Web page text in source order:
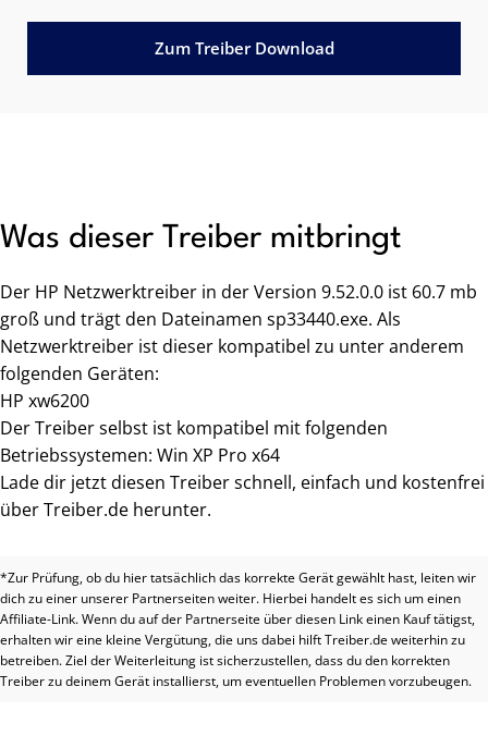
Zum Treiber Download
Was dieser Treiber mitbringt
Der HP Netzwerktreiber in der Version 9.52.0.0 ist 60.7 mb
groß und trägt den Dateinamen sp33440.exe. Als
Netzwerktreiber ist dieser kompatibel zu unter anderem
folgenden Geräten:
HP xw6200
Der Treiber selbst ist kompatibel mit folgenden
Betriebssystemen: Win XP Pro x64
Lade dir jetzt diesen Treiber schnell, einfach und kostenfrei
über Treiber.de herunter.
*Zur Prüfung, ob du hier tatsächlich das korrekte Gerät gewählt hast, leiten wir
dich zu einer unserer Partnerseiten weiter. Hierbei handelt es sich um einen
Affiliate-Link. Wenn du auf der Partnerseite über diesen Link einen Kauf tätigst,
erhalten wir eine kleine Vergütung, die uns dabei hilft Treiber.de weiterhin zu
betreiben. Ziel der Weiterleitung ist sicherzustellen, dass du den korrekten
Treiber zu deinem Gerät installierst, um eventuellen Problemen vorzubeugen.